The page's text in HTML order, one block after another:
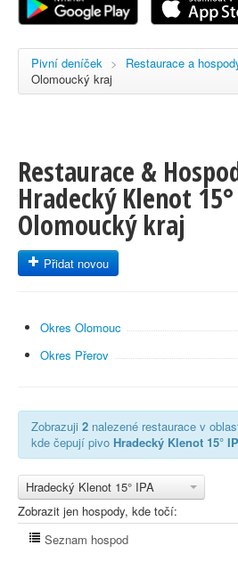
Registrace
Pivní deníček > Restaurace a
Olomoucký kraj
Restaurace &
Hradecký Klenot
Olomoucký kraj
Přidat novou
Okres Olomouc
Okres Přerov
Zobrazuji 2 nalezené restaurace v
kde čepují pivo Hradecký Klenot 15°
Hradecký Klenot 15° IPA
Zobrazit jen hospody, kde točí:
Seznam hospod